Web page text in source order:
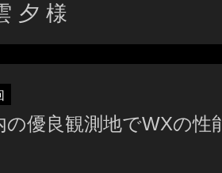
夕 様
の優良観測地でWXの性